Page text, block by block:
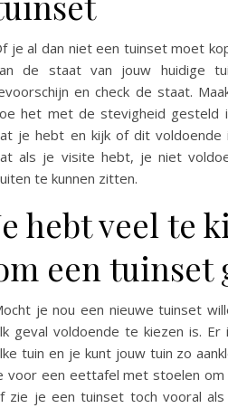
je al dan niet een tuinset moet
de staat van jouw huidige
en check de staat.
het met de stevigheid gesteld
je hebt en kijk of dit voldoende
als je visite hebt, je niet
te kunnen zitten.
hebt veel te
een tuinset
je nou een nieuwe tuinset
geval voldoende te kiezen is.
tuin en je kunt jouw tuin zo
voor een eettafel met stoelen
zie je een tuinset toch vooral